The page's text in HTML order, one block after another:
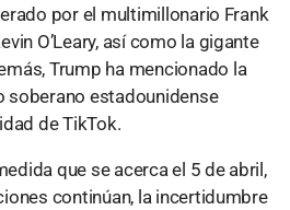
por el multimillonario Frank
O’Leary, así como la gigante
Trump ha mencionado la
soberano estadounidense
de TikTok.
que se acerca el 5 de abril,
continúan, la incertidumbre